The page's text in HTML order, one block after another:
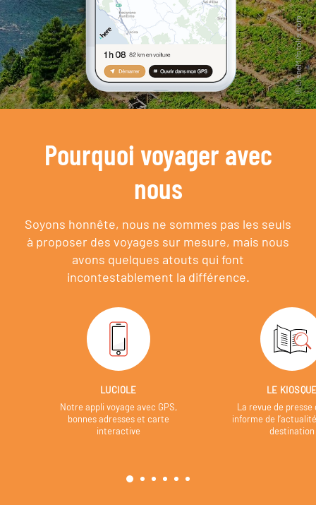
Pourquoi voyager avec
nous
Soyons honnête, nous ne sommes pas les seuls
à proposer des voyages sur mesure, mais nous
avons quelques atouts qui font
incontestablement la différence.
LUCIOLE
Notre appli voyage avec GPS,
bonnes adresses et carte
interactive
LE
La revue de presse
informe de
destination